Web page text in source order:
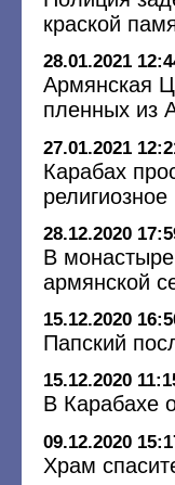
краской
28.01.2021
Армянская
пленных из
27.01.2021
Карабах
28.12.2020
В
армянской
15.12.2020
Папский
15.12.2020
В Карабахе
09.12.2020
Храм